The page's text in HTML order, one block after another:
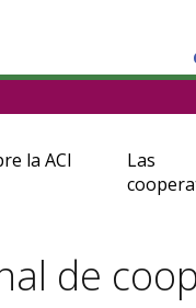
la ACI
Las
de